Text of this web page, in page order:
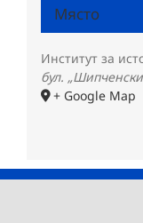
Място
Институт за
бул.
+ Google Map